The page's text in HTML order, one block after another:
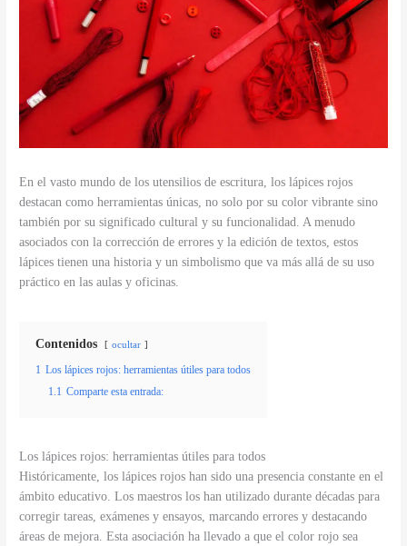
En el vasto mundo de los utensilios de escritura, los lápices rojos
destacan como herramientas únicas, no solo por su color vibrante sino
también por su significado cultural y su funcionalidad. A menudo
asociados con la corrección de errores y la edición de textos, estos
lápices tienen una historia y un simbolismo que va más allá de su uso
práctico en las aulas y oficinas.
Contenidos ocultar
1 Los lápices rojos: herramientas útiles para todos
1.1 Comparte esta entrada:
Los lápices rojos: herramientas útiles para todos
Históricamente, los lápices rojos han sido una presencia constante en el
ámbito educativo. Los maestros los han utilizado durante décadas para
corregir tareas, exámenes y ensayos, marcando errores y destacando
áreas de mejora. Esta asociación ha llevado a que el color rojo sea